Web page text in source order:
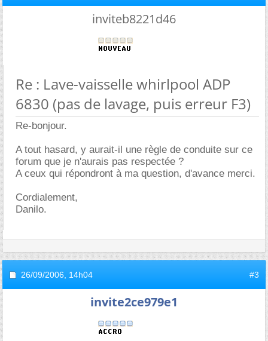
inviteb8221d46
Re : Lave-vaisselle whirlpool ADP
6830 (pas de lavage, puis erreur F3)
Re-bonjour.
A tout hasard, y aurait-il une règle de conduite sur ce
forum que je n'aurais pas respectée ?
A ceux qui répondront à ma question, d'avance merci.
Cordialement,
Danilo.
26/09/2006, 14h04 #3
invite2ce979e1